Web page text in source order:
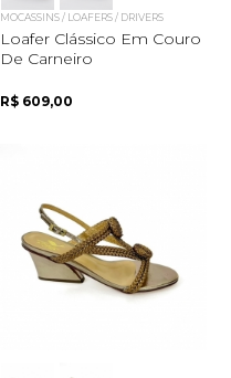
MOCASSINS / LOAFERS / DRIVERS
Loafer Clássico Em Couro
De Carneiro
R$ 609,00